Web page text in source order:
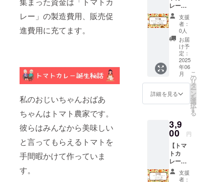
レー」の製造費用、販売促
進費用に充てます。
私のおじいちゃんおばあ
ちゃんはトマト農家です。
彼らはみんなから美味しい
と言ってもらえるトマトを
手間暇かけて作っていま
す。
り日時
の調整
方法：
日時の
調整や
受け取
り場所
の住所
はメー
ルもし
くは
メッ
ます。
※交通費
は支援
者様ご
自身で
ご負担
くださ
い。
加物等
の食品
表示は
お届け
商品の
ラベル
に表記
されま
す。 商
品開封
前には
必ずお
付され
たラベ
意書き
をご確
認くだ
さい。
レース
ポン
サー】
トマト
カレー
の支援
者とし
てモッ
タイナ
イバト
ンのHP
にお名
前を掲
備考欄
に記載
するお
名前を
ご記入
くださ
い。 ※
掲載期
支援
者：
0人
お届
け予
定：
2025
年06
月
詳細を見る
こ
の
リ
タ
ー
ン
を
選
択
す
る
3,9
00 円
【トマ
トカ
レース
ポン
サー＆
支援
者：